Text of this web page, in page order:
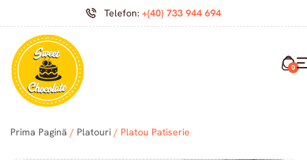
Telefon: +(40) 733 944 694
0
Prima Pagină / Platouri / Platou Patiserie